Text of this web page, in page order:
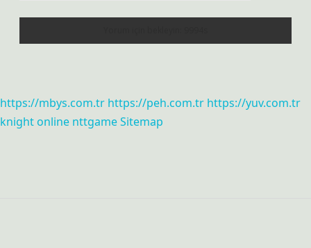
https://mbys.com.tr https://peh.com.tr https://yuv.com.tr
knight online nttgameSitemap